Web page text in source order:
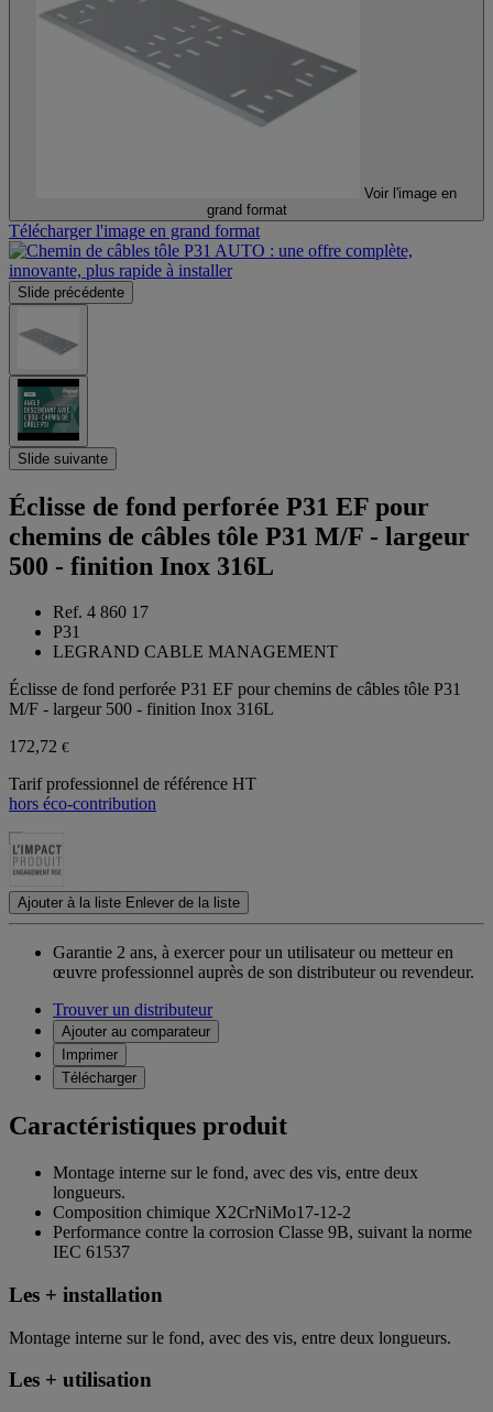
Voir l'image en
grand format
Télécharger l'image en grand format
Slide précédente
Slide suivante
Éclisse de fond perforée P31 EF pour
chemins de câbles tôle P31 M/F - largeur
500 - finition Inox 316L
Ref. 4 860 17
P31
LEGRAND CABLE MANAGEMENT
Éclisse de fond perforée P31 EF pour chemins de câbles tôle P31
M/F - largeur 500 - finition Inox 316L
172,72 €
Tarif professionnel de référence HT
hors éco-contribution
Ajouter à la liste Enlever de la liste
Garantie 2 ans, à exercer pour un utilisateur ou metteur en
œuvre professionnel auprès de son distributeur ou revendeur.
Trouver un distributeur
Ajouter au comparateur
Imprimer
Télécharger
Caractéristiques produit
Montage interne sur le fond, avec des vis, entre deux
longueurs.
Composition chimique X2CrNiMo17-12-2
Performance contre la corrosion Classe 9B, suivant la norme
IEC 61537
Les + installation
Montage interne sur le fond, avec des vis, entre deux longueurs.
Les + utilisation